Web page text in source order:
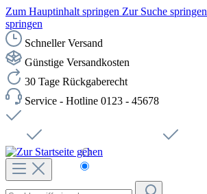
Zum Hauptinhalt springen Zur Suche springen
springen
Schneller Versand
Günstige Versandkosten
30 Tage Rückgaberecht
Service - Hotline 0123 - 45678
Čeština